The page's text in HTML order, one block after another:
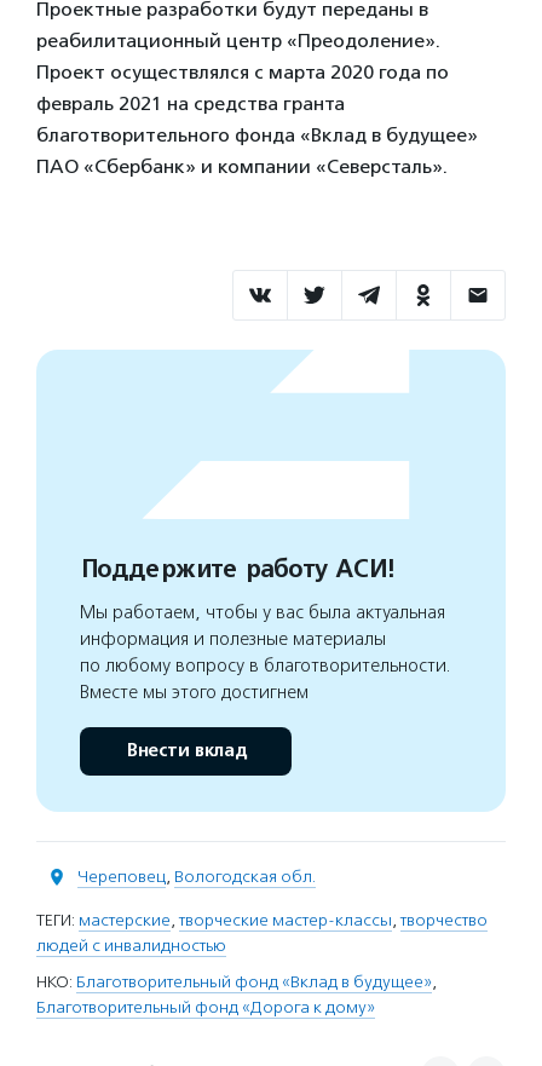
Проектные разработки будут переданы в
реабилитационный центр «Преодоление».
Проект осуществлялся с марта 2020 года по
февраль 2021 на средства гранта​
благотворительного фонда «Вклад в будущее»
ПАО «Сбербанк» и компании «Северсталь».
Поддержите работу АСИ!
Мы работаем, чтобы у вас была актуальная
информация и полезные материалы
по любому вопросу в благотворительности.
Вместе мы этого достигнем
Внести вклад
Череповец, Вологодская обл.
ТЕГИ: мастерские,творческие мастер-классы,творчество
людей с инвалидностью
НКО: Благотворительный фонд «Вклад в будущее»,
Благотворительный фонд «Дорога к дому»